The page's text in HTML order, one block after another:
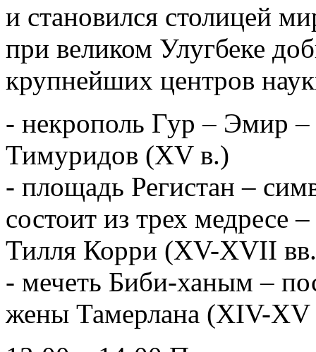
и становился столицей
при великом Улугбеке
крупнейших центров
- некрополь Гур – Эмир –
Тимуридов (XV в.)
- площадь Регистан –
состоит из трех медресе
Тилля Корри (XV-XVII
- мечеть Биби-ханым –
жены Тамерлана (XIV-XV